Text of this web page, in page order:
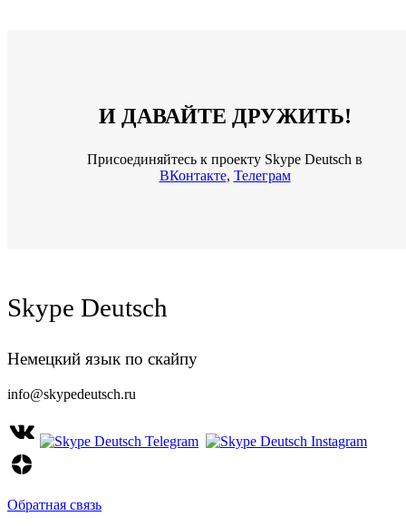
И ДАВАЙТЕ ДРУЖИТЬ!
Присоединяйтесь к проекту Skype Deutsch в
ВКонтакте, Телеграм
Skype Deutsch
Немецкий язык по скайпу
info@skypedeutsch.ru
Обратная связь